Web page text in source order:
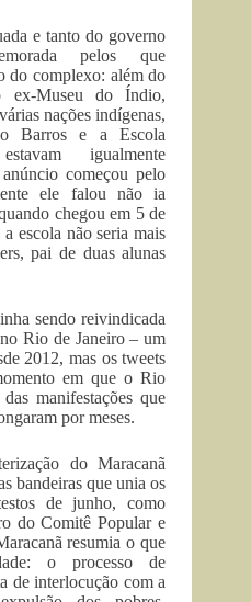
e tanto do governo
pelos que
do complexo: além do
ex-Museu do Índio,
nações indígenas,
Barros e a Escola
igualmente
começou pelo
ele falou não ia
chegou em 5 de
escola não seria mais
pai de duas alunas
sendo reivindicada
Rio de Janeiro – um
2012, mas os tweets
em que o Rio
manifestações que
por meses.
do Maracanã
bandeiras que unia os
de junho, como
do Comitê Popular e
resumia o que
o processo de
de interlocução com a